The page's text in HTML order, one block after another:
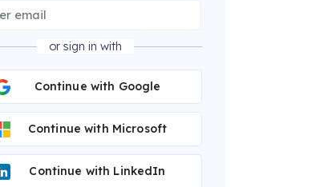
or sign in with
Continue with Google
Continue with Microsoft
Continue with LinkedIn